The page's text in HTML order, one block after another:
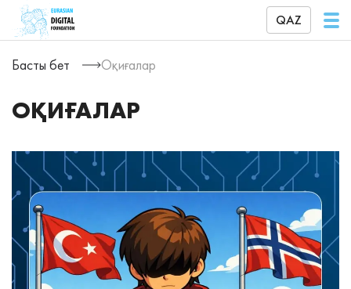
QAZ
Басты бет Оқиғалар
ОҚИҒАЛАР